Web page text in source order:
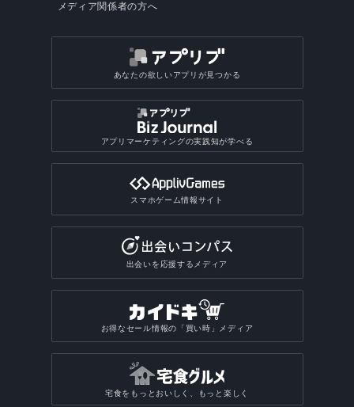
メディア関係者の方へ
あなたの欲しいアプリが見つかる
アプリマーケティングの実践知が学べる
スマホゲーム情報サイト
出会いを応援するメディア
お得なセール情報の「買い時」メディア
宅食をもっとおいしく、もっと楽しく